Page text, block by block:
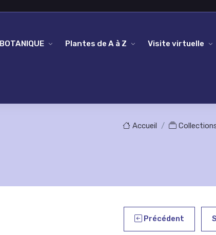
Plantes de A à Z Visite virtuelle
Accueil
Précédent